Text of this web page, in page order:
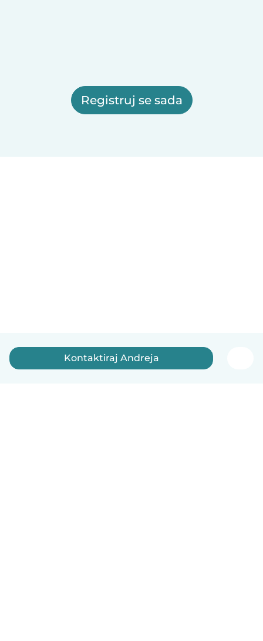
Registruj se sada
Kontaktiraj Andreja